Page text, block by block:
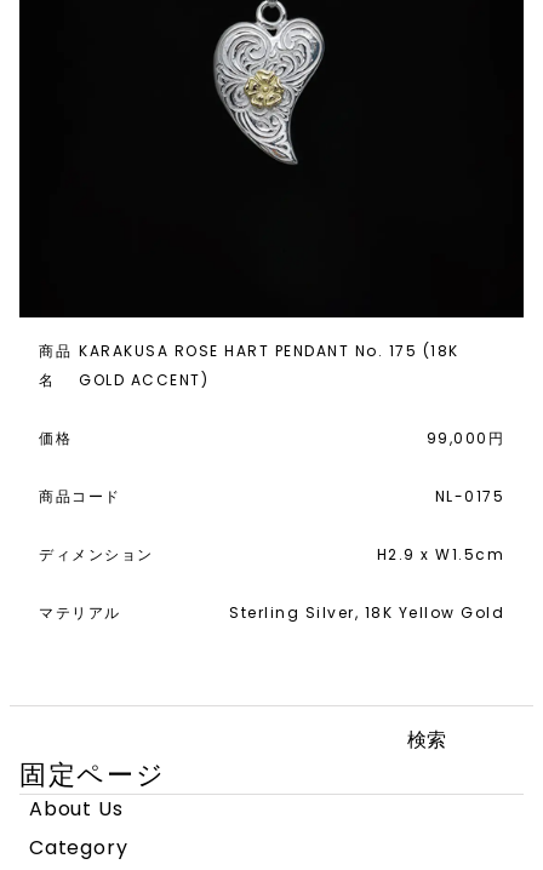
商品
名
KARAKUSA ROSE HART PENDANT No. 175 (18K
GOLD ACCENT)
価格 99,000円
商品コード NL-0175
ディメンション H2.9 x W1.5cm
マテリアル Sterling Silver, 18K Yellow Gold
索:
固定ページ
About Us
Category